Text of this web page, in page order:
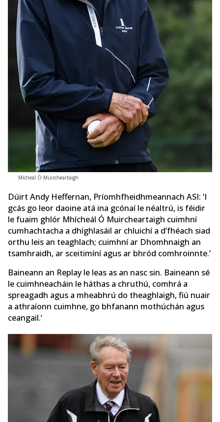
Mícheál Ó Muircheartaigh
Dúirt Andy Heffernan, Príomhfheidhmeannach ASI: ‘I
gcás go leor daoine atá ina gcónaí le néaltrú, is féidir
le fuaim ghlór Mhícheál Ó Muircheartaigh cuimhní
cumhachtacha a dhíghlasáil ar chluichí a d’fhéach siad
orthu leis an teaghlach; cuimhní ar Dhomhnaigh an
tsamhraidh, ar sceitimíní agus ar bhród comhroinnte.’
Baineann an Replay le leas as an nasc sin. Baineann sé
le cuimhneacháin le háthas a chruthú, comhrá a
spreagadh agus a mheabhrú do theaghlaigh, fiú nuair
a athraíonn cuimhne, go bhfanann mothúchán agus
ceangail.’